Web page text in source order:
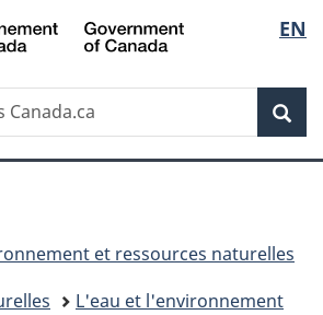
Passer
au
principal
Passer
à
Au
du
Passer
à
version
simplifiée
de
la
EN
et ressources naturelles
L'eau et l'environnement